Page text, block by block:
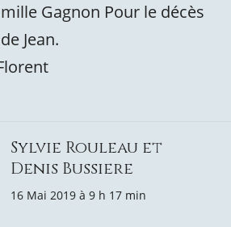
Gagnon Pour le décès
Jean.
Sylvie Rouleau et
Denis Bussiere
16 Mai 2019 à 9 h 17 min